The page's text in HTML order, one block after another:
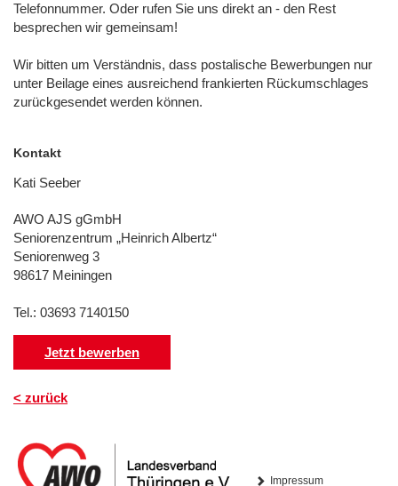
Telefonnummer. Oder rufen Sie uns direkt an - den Rest
besprechen wir gemeinsam!
Wir bitten um Verständnis, dass postalische Bewerbungen nur
unter Beilage eines ausreichend frankierten Rückumschlages
zurückgesendet werden können.
Kontakt
Kati Seeber
AWO AJS gGmbH
Seniorenzentrum „Heinrich Albertz“
Seniorenweg 3
98617 Meiningen
Tel.: 03693 7140150
Jetzt bewerben
< zurück
Impressum